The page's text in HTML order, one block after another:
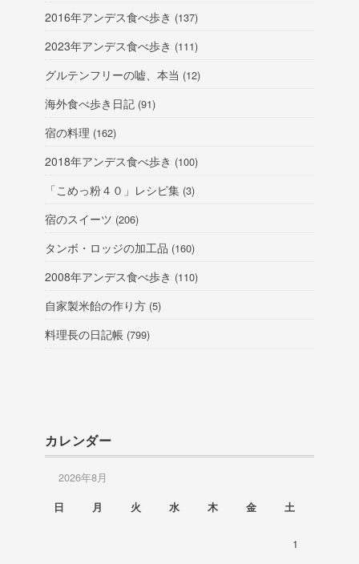
2016年アンデス食べ歩き (137)
2023年アンデス食べ歩き (111)
グルテンフリーの嘘、本当 (12)
海外食べ歩き日記 (91)
宿の料理 (162)
2018年アンデス食べ歩き (100)
「こめっ粉４０」レシピ集 (3)
宿のスイーツ (206)
タンボ・ロッジの加工品 (160)
2008年アンデス食べ歩き (110)
自家製米飴の作り方 (5)
料理長の日記帳 (799)
カレンダー
2026年8月
日 月 火 水 木 金 土
1